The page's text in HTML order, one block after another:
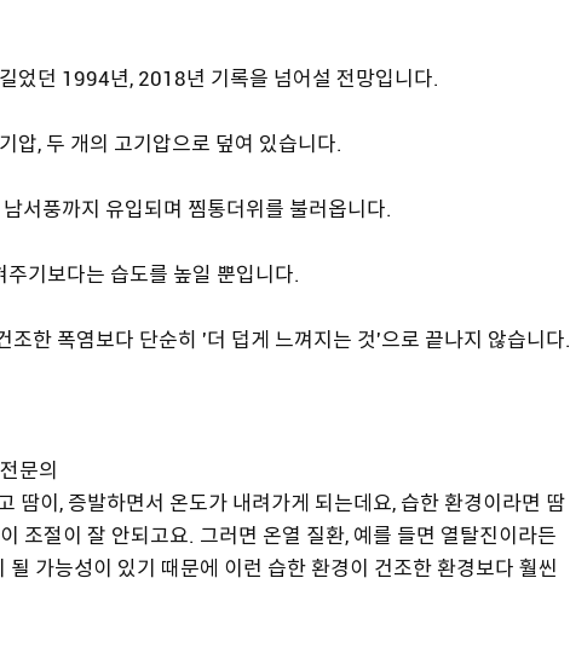
었던 1994년, 2018년 기록을 넘어설 전망입니다.
압, 두 개의 고기압으로 덮여 있습니다.
서풍까지 유입되며 찜통더위를 불러옵니다.
기보다는 습도를 높일 뿐입니다.
조한 폭염보다 단순히 '더 덥게 느껴지는 것'으로 끝나지 않습니다.
문의
땀이, 증발하면서 온도가 내려가게 되는데요, 습한 환경이라면 땀
조절이 잘 안되고요. 그러면 온열 질환, 예를 들면 열탈진이라든
가능성이 있기 때문에 이런 습한 환경이 건조한 환경보다 훨씬